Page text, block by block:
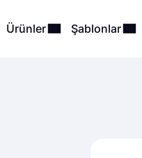
Ürünler Şablonlar